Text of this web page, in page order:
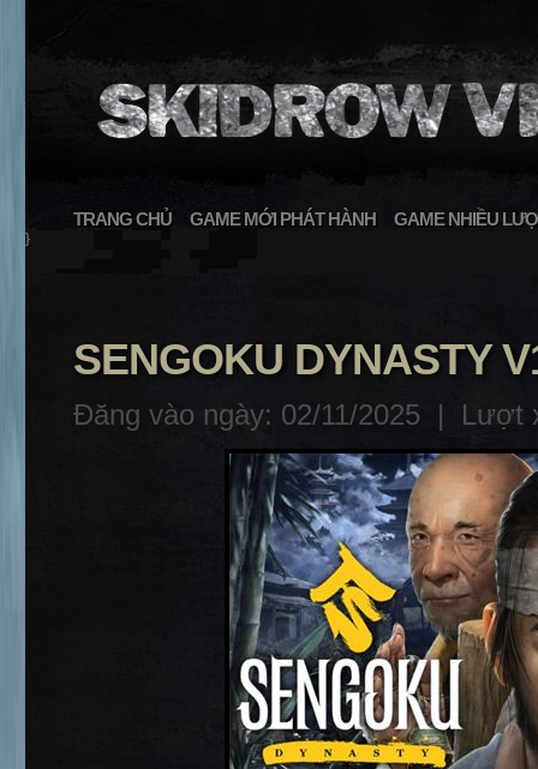
TRANG CHỦ GAME MỚI PHÁT HÀNH GAME NHIỀU
}
SENGOKU DYNASTY
Đăng vào ngày: 02/11/2025 | Lượt